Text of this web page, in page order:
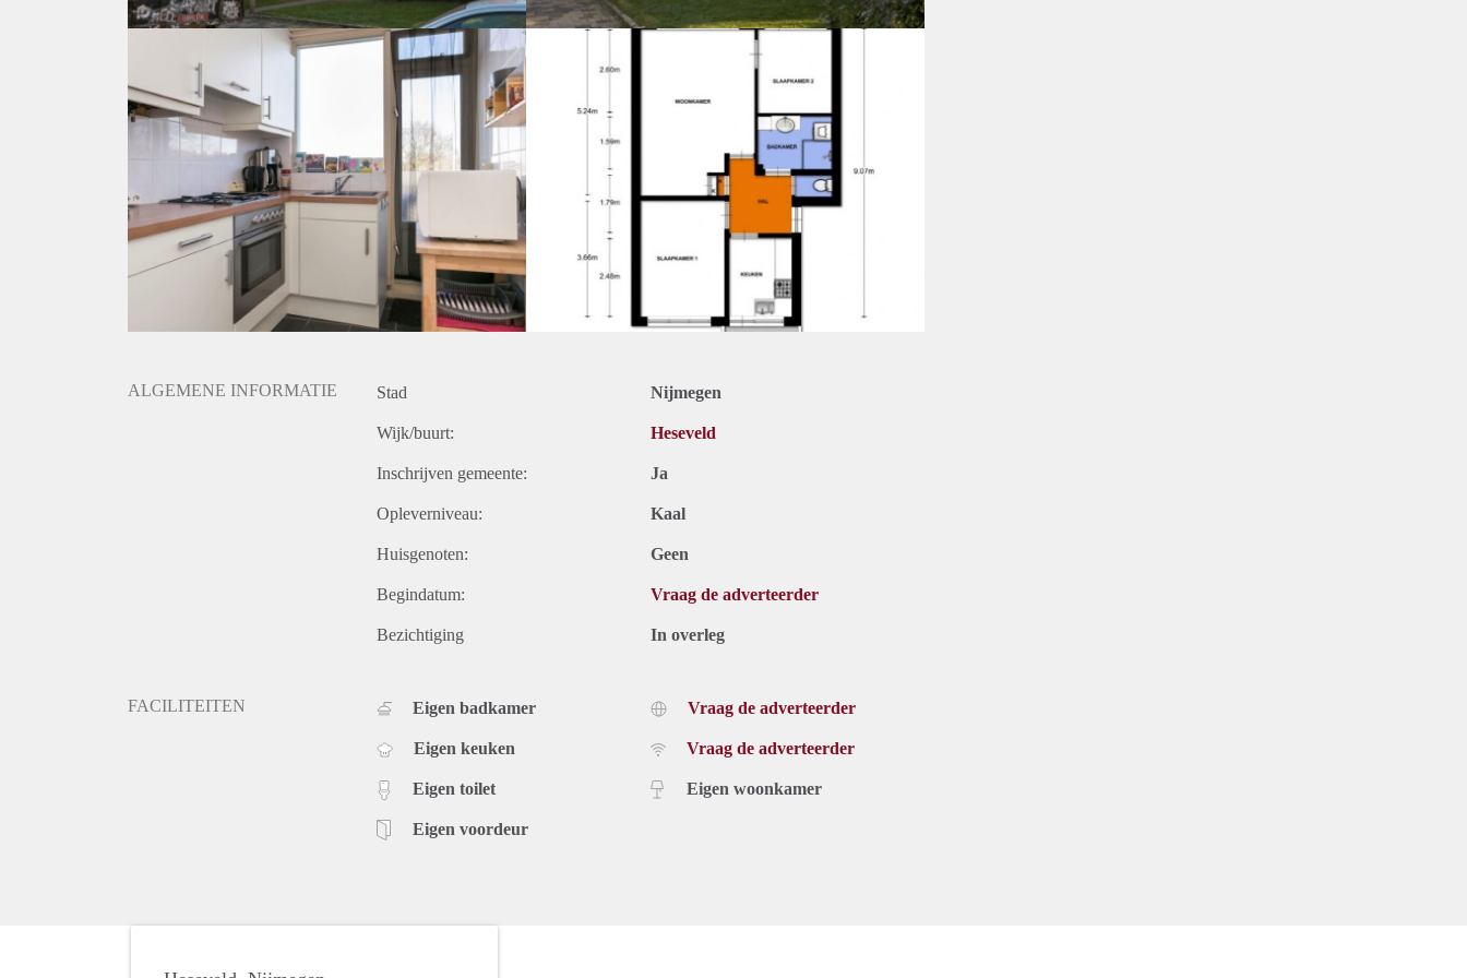
ALGEMENE INFORMATIE Stad Nijmegen
Wijk/buurt: Heseveld
Inschrijven gemeente: Ja
Opleverniveau: Kaal
Huisgenoten: Geen
Begindatum: Vraag de adverteerder
Bezichtiging In overleg
FACILITEITEN Eigen badkamer
Eigen keuken
Eigen toilet
Eigen voordeur
Vraag de adverteerder
Vraag de adverteerder
Eigen woonkamer